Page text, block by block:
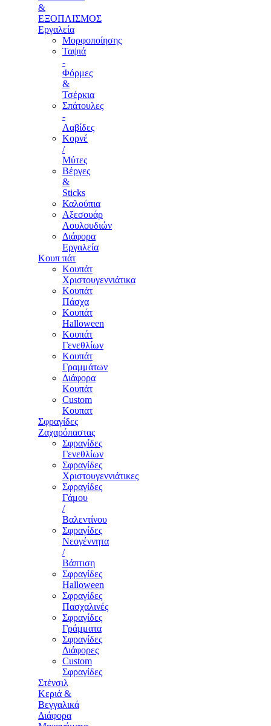
&
ΕΞΟΠΛΙΣΜΟΣ
Εργαλεία
Μορφοποίησης
Ταψιά
-
Φόρμες
&
Τσέρκια
Σπάτουλες
-
Λαβίδες
Κορνέ
/
Μύτες
Βέργες
&
Sticks
Καλούπια
Αξεσουάρ
Λουλουδιών
Διάφορα
Εργαλεία
Κουπ πάτ
Κουπάτ
Χριστουγεννιάτικα
Κουπάτ
Πάσχα
Κουπάτ
Halloween
Κουπάτ
Γενεθλίων
Κουπάτ
Γραμμάτων
Διάφορα
Κουπάτ
Custom
Κουπατ
Σφραγίδες
Ζαχαρόπαστας
Σφραγίδες
Γενεθλίων
Σφραγίδες
Χριστουγεννιάτικες
Σφραγίδες
Γάμου
/
Βαλεντίνου
Σφραγίδες
Νεογέννητα
/
Βάπτιση
Σφραγίδες
Halloween
Σφραγίδες
Πασχαλινές
Σφραγίδες
Γράμματα
Σφραγίδες
Διάφορες
Custom
Σφραγίδες
Στένσιλ
Κεριά &
Βεγγαλικά
Διάφορα